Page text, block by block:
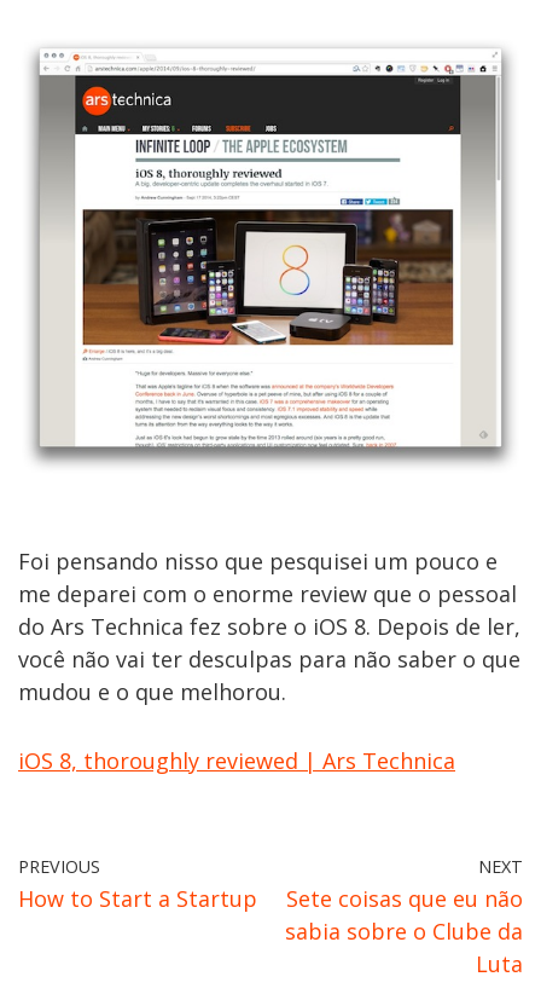
Foi pensando nisso que pesquisei um pouco e
me deparei com o enorme review que o pessoal
do Ars Technica fez sobre o iOS 8. Depois de ler,
você não vai ter desculpas para não saber o que
mudou e o que melhorou.
iOS 8, thoroughly reviewed | Ars Technica
PREVIOUS
How to Start a Startup
NEXT
Sete coisas que eu não
sabia sobre o Clube da
Luta